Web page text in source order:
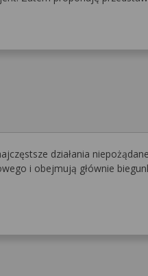
działania
i obejmują głównie